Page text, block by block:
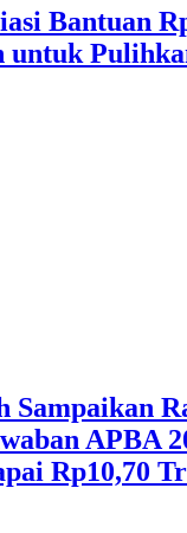
Bantuan
Sampaikan
APBA
Rp10,70